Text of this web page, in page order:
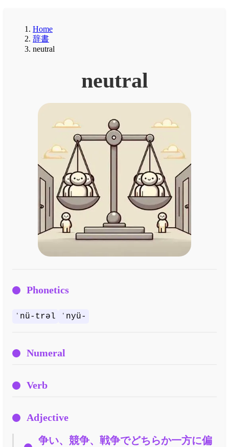
Home
辞書
neutral
neutral
Phonetics
ˈnü-trəl ˈnyü-
Numeral
Verb
Adjective
争い、競争、戦争でどちらか一方に偏